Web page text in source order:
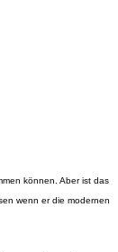
können. Aber ist das
wenn er die modernen